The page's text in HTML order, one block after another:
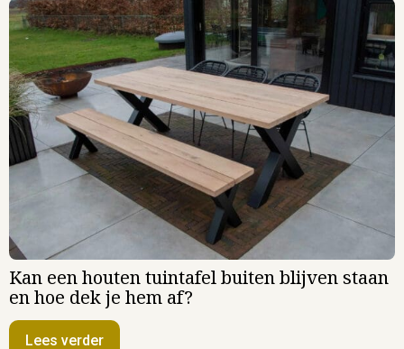
Kan een houten tuintafel buiten blijven staan
en hoe dek je hem af?
Lees verder